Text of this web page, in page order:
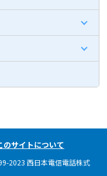
のサイトについて
2023 西日本電信電話株式